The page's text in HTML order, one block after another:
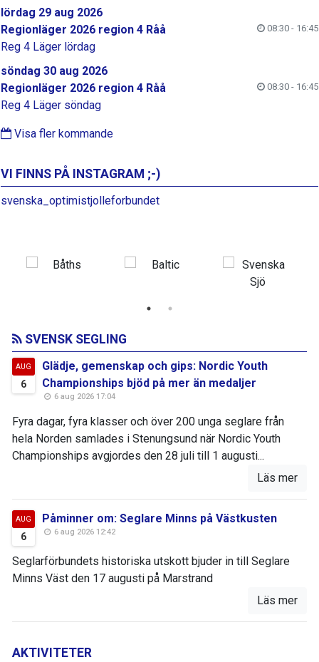
lördag 29 aug 2026
Regionläger 2026 region 4 Råå
08:30 - 16:45
Reg 4 Läger lördag
söndag 30 aug 2026
Regionläger 2026 region 4 Råå
08:30 - 16:45
Reg 4 Läger söndag
Visa fler kommande
VI FINNS PÅ INSTAGRAM ;-)
svenska_optimistjolleforbundet
SVENSK SEGLING
AUG
6
Glädje, gemenskap och gips: Nordic Youth
Championships bjöd på mer än medaljer
6 aug 2026 17:04
Fyra dagar, fyra klasser och över 200 unga seglare från
hela Norden samlades i Stenungsund när Nordic Youth
Championships avgjordes den 28 juli till 1 augusti...
Läs mer
AUG
6
Påminner om: Seglare Minns på Västkusten
6 aug 2026 12:42
Seglarförbundets historiska utskott bjuder in till Seglare
Minns Väst den 17 augusti på Marstrand
Läs mer
AKTIVITETER